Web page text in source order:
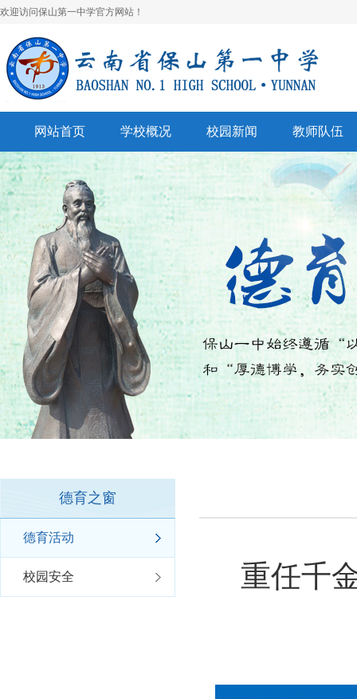
欢迎访问保山第一中学官方网站！
网站首页 学校概况
学校简介
领导班子
学校荣誉
美丽校园
联系我们
校园新闻
校园快讯
一中视听
教师队伍
学科建设
名师风采
表彰奖励
德育之窗
德育活动
校园安全 重任千